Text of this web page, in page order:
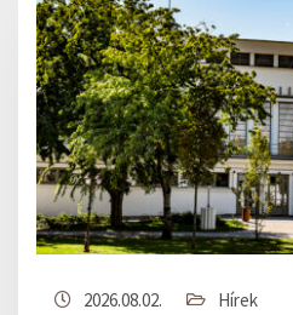
2026.08.02. Hírek